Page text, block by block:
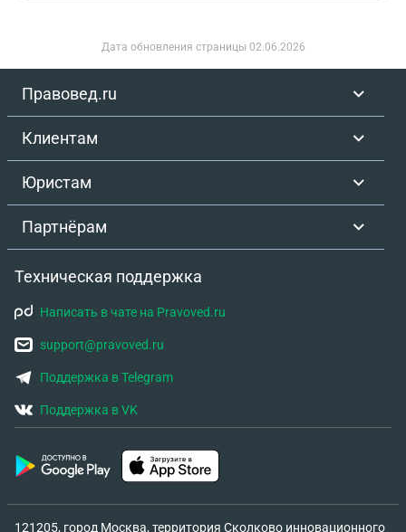
Дата обновления страницы 02.06.2026
Правовед.ru
Клиентам
Юристам
Партнёрам
Техническая поддержка
Написать в чате на Pravoved.ru
support@pravoved.ru
Поддержка в Telegram
Поддержка в VK
121205, город Москва, территория Сколково инновационного